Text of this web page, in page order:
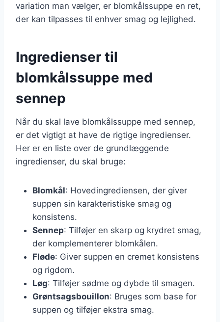
variation man vælger, er blomkålssuppe en ret,
der kan tilpasses til enhver smag og lejlighed.
Ingredienser til
blomkålssuppe med
sennep
Når du skal lave blomkålssuppe med sennep,
er det vigtigt at have de rigtige ingredienser.
Her er en liste over de grundlæggende
ingredienser, du skal bruge:
Blomkål: Hovedingrediensen, der giver
suppen sin karakteristiske smag og
konsistens.
Sennep: Tilføjer en skarp og krydret smag,
der komplementerer blomkålen.
Fløde: Giver suppen en cremet konsistens
og rigdom.
Løg: Tilføjer sødme og dybde til smagen.
Grøntsagsbouillon: Bruges som base for
suppen og tilføjer ekstra smag.